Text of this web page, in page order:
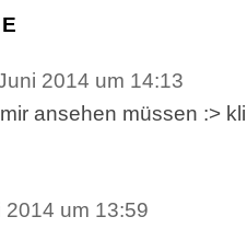
2014 um 14:13
ansehen müssen :>
2014 um 13:59